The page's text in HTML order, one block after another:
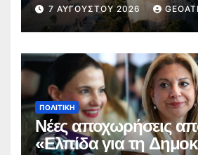
7 ΑΥΓΟΎΣΤΟΥ 2026
ΠΟΛΙΤΙΚΉ
Νέες αποχωρήσεις
«Ελπίδα για τη